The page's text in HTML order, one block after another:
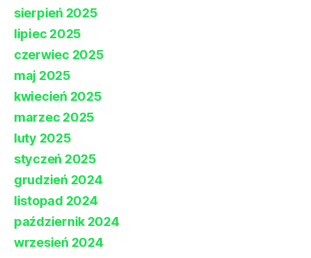
sierpień 2025
lipiec 2025
czerwiec 2025
maj 2025
kwiecień 2025
marzec 2025
luty 2025
styczeń 2025
grudzień 2024
listopad 2024
październik 2024
wrzesień 2024